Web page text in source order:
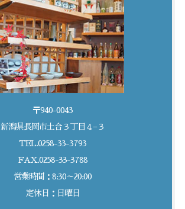
〒940-0043
新潟県長岡市土合３丁目４−３
TEL.0258-33-3793
FAX.0258-33-3788
営業時間：8:30～20:00
定休日：日曜日